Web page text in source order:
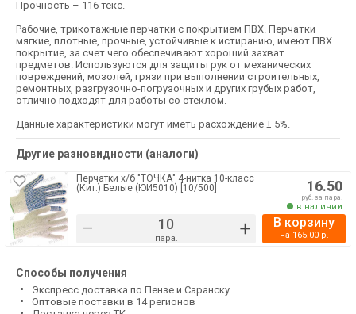
Прочность – 116 текс.
Рабочие, трикотажные перчатки с покрытием ПВХ. Перчатки
мягкие, плотные, прочные, устойчивые к истиранию, имеют ПВХ
покрытие, за счет чего обеспечивают хороший захват
предметов. Используются для защиты рук от механических
повреждений, мозолей, грязи при выполнении строительных,
ремонтных, разгрузочно-погрузочных и других грубых работ,
отлично подходят для работы со стеклом.
Данные характеристики могут иметь расхождение ± 5%.
Другие разновидности (аналоги)
Перчатки х/б "ТОЧКА" 4-нитка 10-класс
(Кит.) Белые (ЮИ5010) [10/500]
– пара. +
16.50
руб. за пара.
в наличии
В корзину
на 165.00р.
Способы получения
Экспресс доставка по Пензе и Саранску
Оптовые поставки в 14 регионов